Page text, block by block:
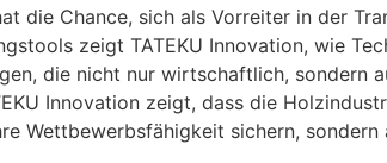
die Chance, sich als Vorreiter in der
zeigt TATEKU Innovation, wie
die nicht nur wirtschaftlich, sondern
Innovation zeigt, dass die
Wettbewerbsfähigkeit sichern,